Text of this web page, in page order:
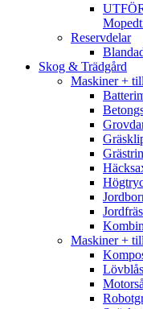
Reservdelar
Skog & Trädgård
Maskiner +
Maskiner +